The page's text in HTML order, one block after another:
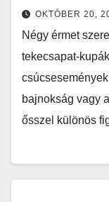
OKTÓBER 20,
Négy érmet
tekecsapat-
bajnokság vagy
ősszel különös